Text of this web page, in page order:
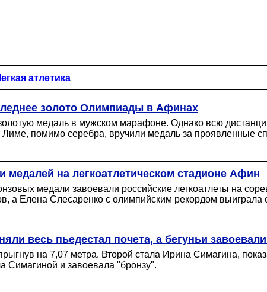
атлетика
золото Олимпиады в Афинах
медаль в мужском марафоне. Однако всю
Лиме, помимо серебра, вручили медаль за проявленные
медалей на легкоатлетическом стадионе Афин
медали завоевали российские легкоатлеты на
а Елена Слесаренко с олимпийским рекордом выиграла
весь пьедестал почета, а бегуньи
на 7,07 метра. Второй стала Ирина Симагина,
Симагиной и завоевала "бронзу".